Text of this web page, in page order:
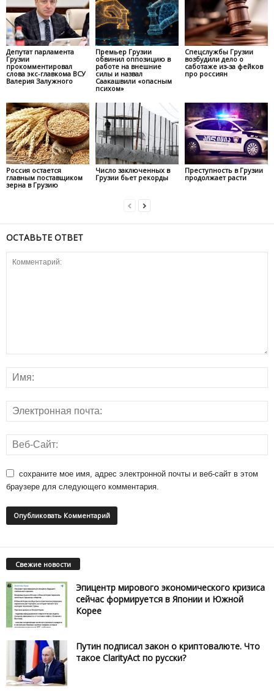
Депутат парламента
Грузии
прокомментировал
слова экс-главкома ВСУ
Валерия Залужного
Премьер Грузии
обвинил оппозицию в
работе на внешние
силы и назвал
Саакашвили «опасным
психом»
Спецслужбы Грузии
возбудили дело о
саботаже из-за фейков
про россиян
Россия остается
главным поставщиком
зерна в Грузию
Число заключенных в
Грузии бьет рекорды
Преступность в Грузии
продолжает расти
ОСТАВЬТЕ ОТВЕТ
сохраните мое имя, адрес электронной почты и веб-сайт в этом
браузере для следующего комментария.
Свежие новости
Эпицентр мирового экономического кризиса
сейчас формируется в Японии и Южной
Корее
Путин подписал закон о криптовалюте. Что
такое ClarityAct по русски?